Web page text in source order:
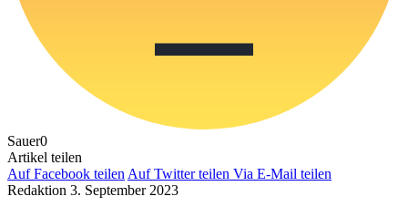
Sauer0
Artikel teilen
Auf Facebook teilen Auf Twitter teilen Via E-Mail teilen
Redaktion 3. September 2023